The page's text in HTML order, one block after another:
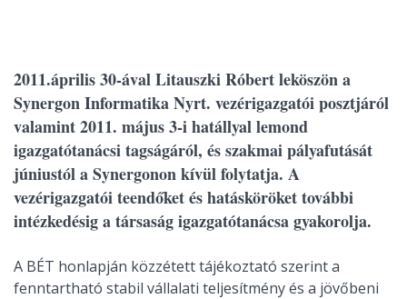
2011.április 30-ával Litauszki Róbert leköszön a
Synergon Informatika Nyrt. vezérigazgatói posztjáról
valamint 2011. május 3-i hatállyal lemond
igazgatótanácsi tagságáról, és szakmai pályafutását
júniustól a Synergonon kívül folytatja. A
vezérigazgatói teendőket és hatásköröket további
intézkedésig a társaság igazgatótanácsa gyakorolja.
A BÉT honlapján közzétett tájékoztató szerint a
fenntartható stabil vállalati teljesítmény és a jövőbeni